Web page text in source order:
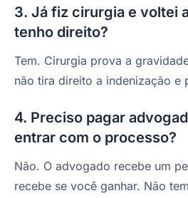
3. Já fiz cirurgia e voltei
tenho direito?
Tem. Cirurgia prova a
não tira direito a indenização e
4. Preciso pagar
entrar com o processo?
Não. O advogado recebe um
recebe se você ganhar. Não